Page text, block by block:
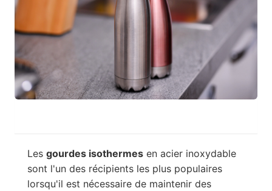
Facebook
Les gourdes isothermesen acier inoxydable
sont l'un des récipients les plus populaires
lorsqu'il est nécessaire de maintenir des